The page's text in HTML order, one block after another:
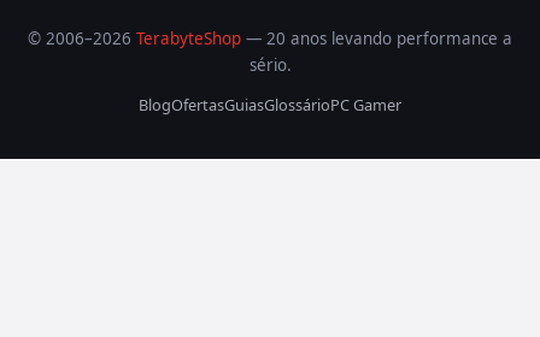
© 2006–2026 TerabyteShop — 20 anos levando performance a
sério.
BlogOfertasGuiasGlossárioPC Gamer